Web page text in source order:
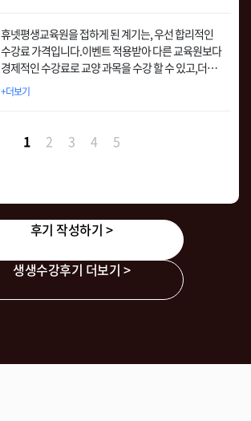
은행제로 휴넷평생교육원을 선택하게 되었습니다. 무
엇보다 휴넷이 제공하는 패키지 상품으로 고민 많이
안하고 바로 수월하게 선택하였네요.
휴넷평생교육원을 접하게 된 계기는, 우선 합리적인
수강료 가격입니다.이벤트 적용받아 다른 교육원보다
경제적인 수강료로 교양 과목을 수강 할 수 있고,더불
어, 다른 학습자들의 긍정적인 후기를 접하게 되어 수
강 신청을 결심하였습니다.
+더보기
1 2 3 4 5
후기 작성하기 >
생생수강후기 더보기 >